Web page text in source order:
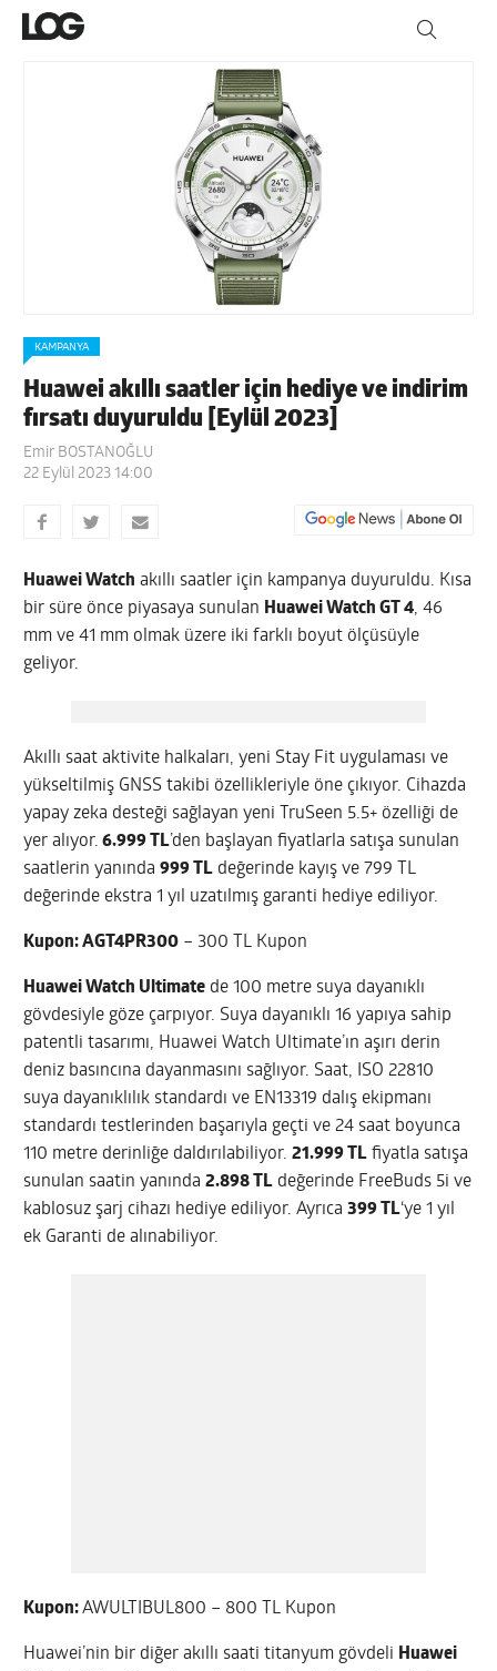
KAMPANYA
Huawei akıllı saatler için hediye ve indirim
fırsatı duyuruldu [Eylül 2023]
Emir BOSTANOĞLU
22 Eylül 2023 14:00
Huawei Watch akıllı saatler için kampanya duyuruldu. Kısa
bir süre önce piyasaya sunulan Huawei Watch GT 4, 46
mm ve 41 mm olmak üzere iki farklı boyut ölçüsüyle
geliyor.
Akıllı saat aktivite halkaları, yeni Stay Fit uygulaması ve
yükseltilmiş GNSS takibi özellikleriyle öne çıkıyor. Cihazda
yapay zeka desteği sağlayan yeni TruSeen 5.5+ özelliği de
yer alıyor. 6.999 TL’den başlayan fiyatlarla satışa sunulan
saatlerin yanında999 TL değerinde kayış ve 799 TL
değerinde ekstra 1 yıl uzatılmış garanti hediye ediliyor.
Kupon:AGT4PR300 – 300 TL Kupon
Huawei Watch Ultimate de 100 metre suya dayanıklı
gövdesiyle göze çarpıyor. Suya dayanıklı 16 yapıya sahip
patentli tasarımı, Huawei Watch Ultimate’ın aşırı derin
deniz basıncına dayanmasını sağlıyor. Saat, ISO 22810
suya dayanıklılık standardı ve EN13319 dalış ekipmanı
standardı testlerinden başarıyla geçti ve 24 saat boyunca
110 metre derinliğe daldırılabiliyor.21.999 TL fiyatla satışa
sunulan saatin yanında2.898 TL değerinde FreeBuds 5i ve
kablosuz şarj cihazı hediye ediliyor. Ayrıca399 TL‘ye 1 yıl
ek Garanti de alınabiliyor.
Kupon:AWULTIBUL800 – 800 TL Kupon
Huawei’nin bir diğer akıllı saati titanyum gövdeli Huawei